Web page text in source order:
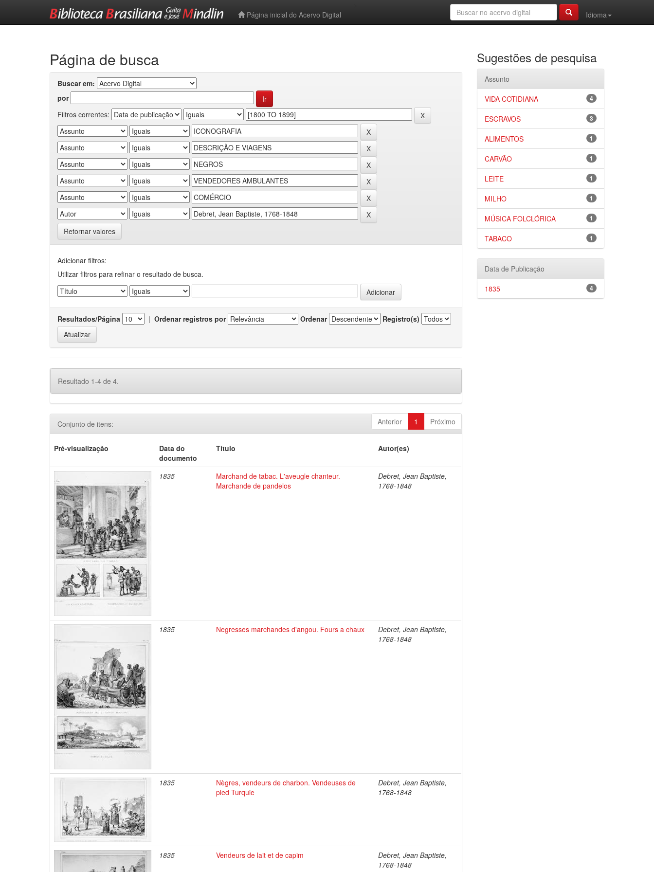
Página inicial do Acervo Digital
Idioma
Página de busca
Buscar em:
por
Filtros correntes:
Retornar valores
Adicionar filtros:
Utilizar filtros para refinar o resultado de busca.
Resultados/Página | Ordenar registros por Ordenar Registro(s)
Resultado 1-4 de 4.
Anterior 1 Próximo
Conjunto de itens:
Pré-visualização
Data do
documento
Título Autor(es)
1835
Marchand de tabac. L'aveugle chanteur.
Marchande de pandelos
Debret, Jean Baptiste,
1768-1848
1835 Negresses marchandes d'angou. Fours a chaux
Debret, Jean Baptiste,
1768-1848
1835
Nègres, vendeurs de charbon. Vendeuses de
pled Turquie
Debret, Jean Baptiste,
1768-1848
1835 Vendeurs de lait et de capim
Debret, Jean Baptiste,
1768-1848
Sugestões de pesquisa
Assunto
4
VIDA COTIDIANA
3
ESCRAVOS
1
ALIMENTOS
1
CARVÃO
1
LEITE
1
MILHO
1
MÚSICA FOLCLÓRICA
1
TABACO
Data de Publicação
4
1835